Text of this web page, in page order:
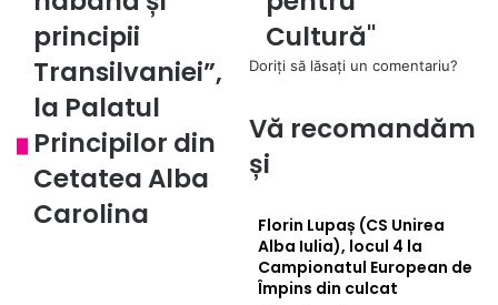
și
principii
Transilvaniei”,
la
Palatul
Principilor
din
Cetatea
Carolina
principii
Transilvaniei”,
la Palatul
Principilor din
Cetatea Alba
Carolina
Cultură"
Doriți să lăsați un comentariu?
Vă recomandăm
și
Florin Lupaș (CS Unirea
Alba Iulia), locul 4 la
Campionatul European de
Împins din culcat